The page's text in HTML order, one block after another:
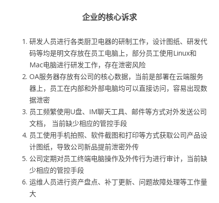
企业的核心诉求
研发人员进行各类厨卫电器的研制工作，设计图纸、研发代
码等均是明文存放在员工电脑上，部分员工使用Linux和
Mac电脑进行研发工作，存在泄密风险
OA服务器存放有公司的核心数据，当前是部署在云端服务
器上，员工在内部和外部电脑均可以直接访问，容易出现数
据泄密
员工频繁使用U盘、IM聊天工具、邮件等方式对外发送公司
文档， 当前缺少相应的管控手段
员工使用手机拍照、软件截图和打印等方式获取公司产品设
计图纸，导致公司新品提前泄密外传
公司定期对员工终端电脑操作及外传行为进行审计，当前缺
少相应的管控手段
运维人员进行资产盘点、补丁更新、问题故障处理等工作量
大